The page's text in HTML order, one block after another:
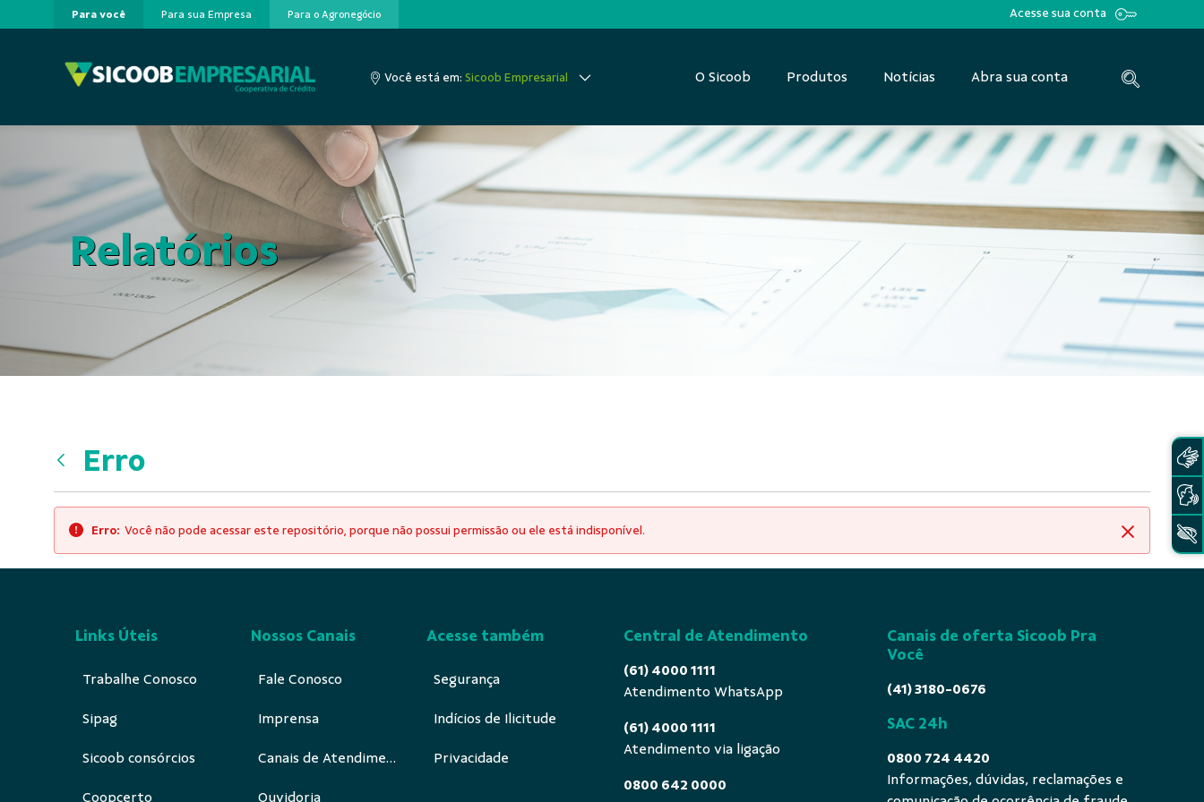
Pular para o Conteúdo principal
Para você Para sua Empresa Para o Agronegócio Acesse sua conta
Você está em: Sicoob Empresarial O Sicoob Produtos Notícias Abra sua conta
Relatórios
Erro
Fechar
Erro: Você não pode acessar este repositório, porque não possui permissão ou ele está indisponível.
Links Úteis
Trabalhe Conosco
Sipag
Sicoob consórcios
Coopcerto
Nossos Canais
Fale Conosco
Imprensa
Canais de Atendimento
Ouvidoria
Acesse também
Segurança
Indícios de Ilicitude
Privacidade
Central de Atendimento
(61) 4000 1111
Atendimento WhatsApp
(61) 4000 1111
Atendimento via ligação
0800 642 0000
Canais de oferta Sicoob Pra
Você
(41) 3180-0676
SAC 24h
0800 724 4420
Informações, dúvidas, reclamações e